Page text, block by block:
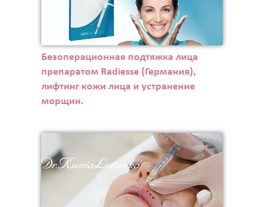
Безоперационная подтяжка лица
препаратом Radiesse (Германия),
лифтинг кожи лица и устранение
морщин.